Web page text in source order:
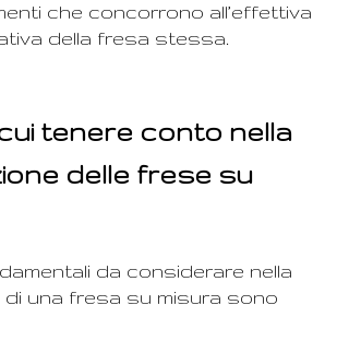
che concorrono all’effettiva
della fresa stessa.
tenere conto nella
delle frese su
da considerare nella
una fresa su misura sono